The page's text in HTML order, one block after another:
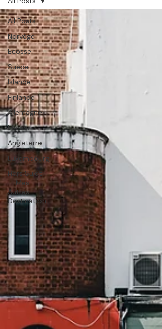
All Posts
Norvège
Ecosse
Suède
Islande
Finlande
Allemagne
Irlande
Angleterre
Luxembourg
Hors Sujet
— Mes
Autres
Destination